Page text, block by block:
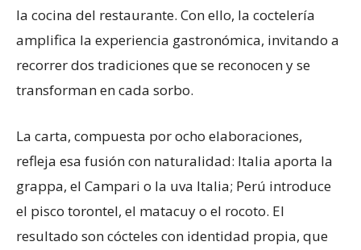
la cocina del restaurante. Con ello, la coctelería
amplifica la experiencia gastronómica, invitando a
recorrer dos tradiciones que se reconocen y se
transforman en cada sorbo.
La carta, compuesta por ocho elaboraciones,
refleja esa fusión con naturalidad: Italia aporta la
grappa, el Campari o la uva Italia; Perú introduce
el pisco torontel, el matacuy o el rocoto. El
resultado son cócteles con identidad propia, que